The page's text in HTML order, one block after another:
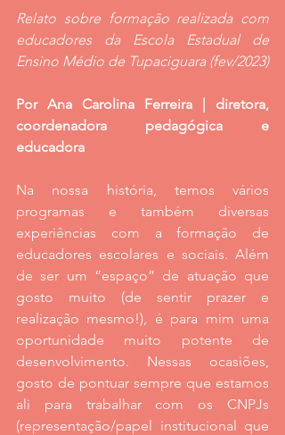
Relato sobre formação realizada com
educadores da Escola Estadual de
Ensino Médio de Tupaciguara (fev/2023)
Por Ana Carolina Ferreira | diretora,
coordenadora pedagógica e
educadora
Na nossa história, temos vários
programas e também diversas
experiências com a formação de
educadores escolares e sociais. Além
de ser um “espaço” de atuação que
gosto muito (de sentir prazer e
realização mesmo!), é para mim uma
oportunidade muito potente de
desenvolvimento. Nessas ocasiões,
gosto de pontuar sempre que estamos
ali para trabalhar com os CNPJs
(representação/papel institucional que